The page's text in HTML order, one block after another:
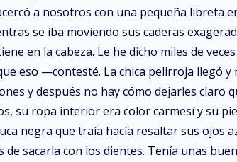
a nosotros con una pequeña libreta
se iba moviendo sus caderas
en la cabeza. Le he dicho miles de
eso —contesté. La chica pelirroja llegó
y después no hay cómo dejarles claro
su ropa interior era color carmesí y su
negra que traía hacía resaltar sus ojos
de sacarla con los dientes. Tenía unas